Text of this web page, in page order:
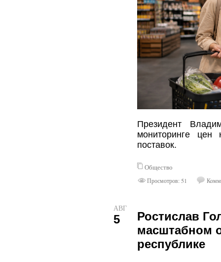
Президент
мониторинге
поставок.
Общество
Просмотров: 51
АВГ
5
Ростислав
масштабном
республике